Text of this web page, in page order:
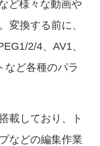
ど様々な動画や
変換する前に、
2/4、AV1、
など各種のパラ
載しており、ト
などの編集作業